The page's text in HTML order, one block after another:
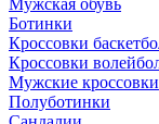
Мужская обувь
Ботинки
Кроссовки
Кроссовки
Мужские кроссовки
Полуботинки